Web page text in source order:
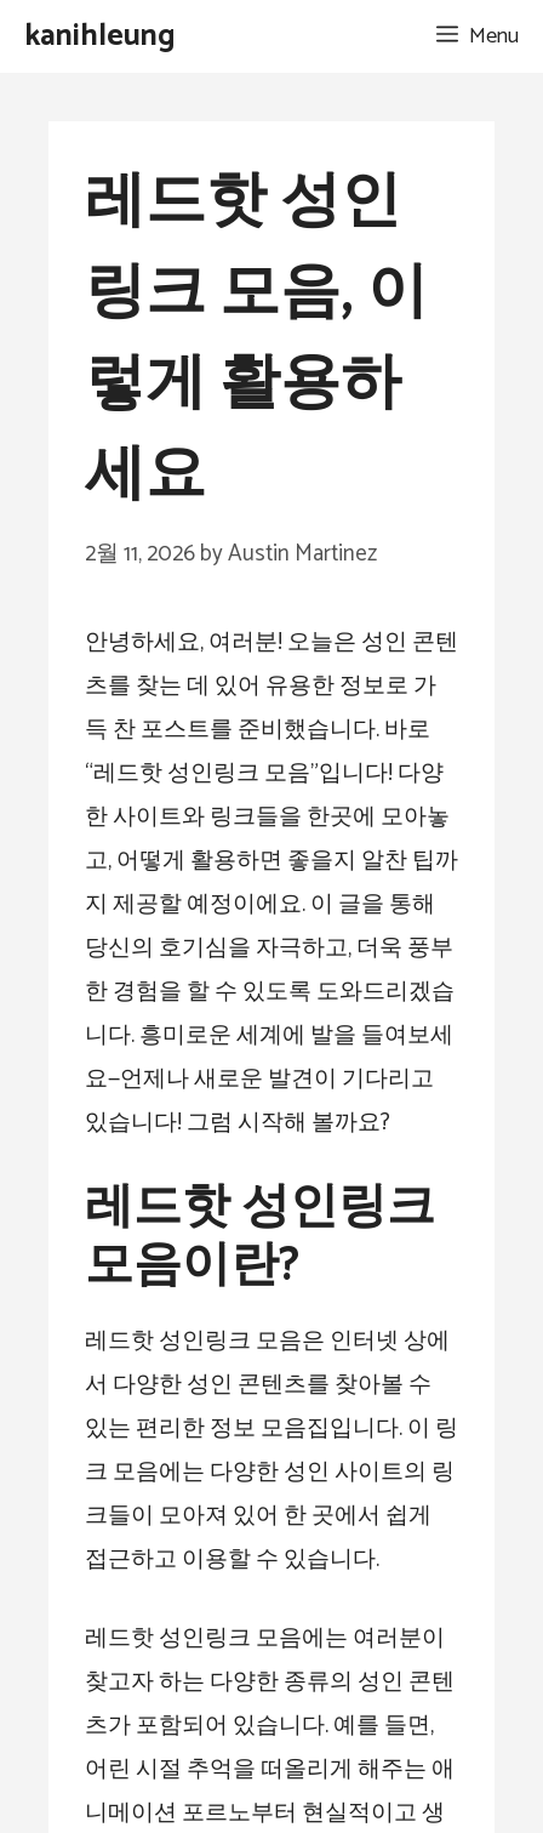
Skipkanihleung Menu
레드핫 성인
링크 모음, 이
렇게 활용하
세요
2월 11, 2026byAustin Martinez
안녕하세요, 여러분! 오늘은 성인 콘텐
츠를 찾는 데 있어 유용한 정보로 가
득 찬 포스트를 준비했습니다. 바로
“레드핫 성인링크 모음”입니다! 다양
한 사이트와 링크들을 한곳에 모아놓
고, 어떻게 활용하면 좋을지 알찬 팁까
지 제공할 예정이에요. 이 글을 통해
당신의 호기심을 자극하고, 더욱 풍부
한 경험을 할 수 있도록 도와드리겠습
니다. 흥미로운 세계에 발을 들여보세
요—언제나 새로운 발견이 기다리고
있습니다! 그럼 시작해 볼까요?
레드핫 성인링크
모음이란?
레드핫 성인링크 모음은 인터넷 상에
서 다양한 성인 콘텐츠를 찾아볼 수
있는 편리한 정보 모음집입니다. 이 링
크 모음에는 다양한 성인 사이트의 링
크들이 모아져 있어 한 곳에서 쉽게
접근하고 이용할 수 있습니다.
레드핫 성인링크 모음에는 여러분이
찾고자 하는 다양한 종류의 성인 콘텐
츠가 포함되어 있습니다. 예를 들면,
어린 시절 추억을 떠올리게 해주는 애
니메이션 포르노부터 현실적이고 생